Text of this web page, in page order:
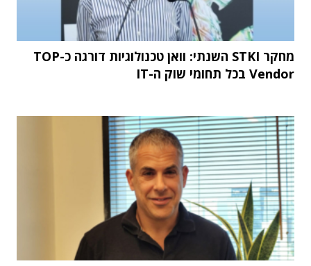
מחקר STKI השנתי: וואן טכנולוגיות דורגה כ-TOP
Vendor בכל תחומי שוק ה-IT